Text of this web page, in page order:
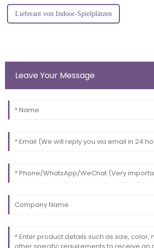
Lieferant von Indoor-Spielplätzen
Leave Your Message